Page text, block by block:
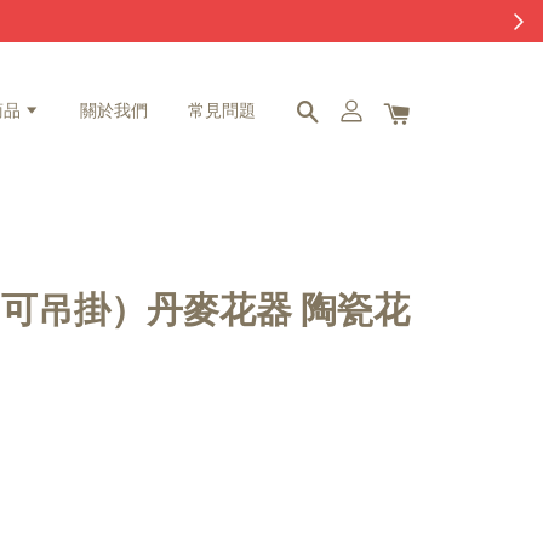
品 關於我們 常見問題
吊掛）丹麥花器 陶瓷花